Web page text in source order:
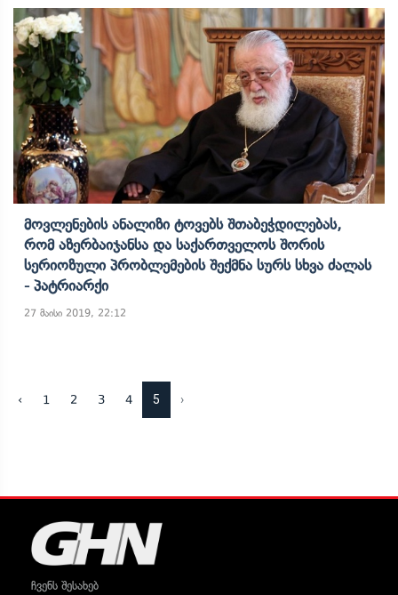
Მოვლენების Ანალიზი Ტოვებს Შთაბეჭდილებას,
Რომ Აზერბაიჯანსა Და Საქართველოს Შორის
Სერიოზული Პრობლემების Შექმნა Სურს Სხვა Ძალას
- Პატრიარქი
27 მაისი 2019, 22:12
‹ 1 2 3 4 5 ›
ჩვენს შესახებ